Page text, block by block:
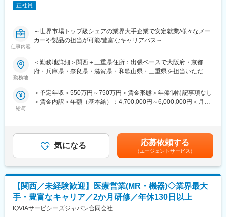
自身の成果や頑張りが客観的に評価され、年収に反映されます。
また、在籍年数が増えると永年勤続報奨金や四半期一時金などの
る報酬制度になっています。
（4）柔軟なキャリア
ーカーに転籍することも可能です。オファーや延長依頼があった
としても、別のプロジェクトにチャレンジしたい場合は断ること
す。その他、本社部門（マネージャー、法人営業、研修部門、採
用部門など）への道もあります。
■同社について：
同社は、医療機器・製薬メーカーの営業領域を支援するCSOと呼
ばれる業種です。「新製品が発売されたため営業を増員したい」
「このエリアで営業活動を拡大したい」といったようなメーカー
からのオーダーに対し自社の社員を派遣しています。医療機器は
製品によって営業スタイルが異なりますが、同社では転職せずに
正社員
仕事内容
～世界市場トップ級シェアの業界大手企業で安定就業/様々なメー
カーや製品の担当が可能/豊富なキャリアパス～
■職務詳細：
・担当する医療機器に関して、医師等への情報提供や購入の提案
面接ではこれまでのご経験や希望を伺い、希望条件に合致するプ
ロジェクトを提示します。この際、希望しない製品や領域があれ
（1）転居を伴う転勤が不要
一般的に医療系の営業職は全国転勤が発生しますが、同社では基
本的に希望勤務地から転居がない範囲でアサイン先を決定しま
す。
（2）充実したサポート体制
配属後は担当マネージャーが丁寧に支援します。日々の仕事の悩
みや、キャリア形成の相談等、伴走者として活躍をサポートしま
す。また知識・スキルレベルを上げるために様々な研修をご用意
しています。
勤務地
＜勤務地詳細＞関西＋三重県住所：出張ベースで大阪府・京都
府・兵庫県・奈良県・滋賀県・和歌山県・三重県を担当いただき
給与
＜予定年収＞550万円～750万円＜賃金形態＞年俸制特記事項なし
＜賃金内訳＞年額（基本給）：4,700,000円～6,000,000円＜月額
賞与（過去実績年俸の約10%）（全社員対象）・四半期一時金：
10万円×4回/年※ただし支給条件有。他、永続勤務報奨金（3年勤
務5万円支給、5年勤務10万円…）ございます。賃金はあくまでも
目安の金額であり、選考を通じて上下する可能性があります。月
給(月額)は固定手当を含めた表記です。
気になる 応募依頼する
（エージェントサービス）
【関西／未経験歓迎】医療営業(MR・機器)◇業界最大
手・豊富なキャリア／2か月研修／年休130日以上
IQVIAサービシーズジャパン合同会社